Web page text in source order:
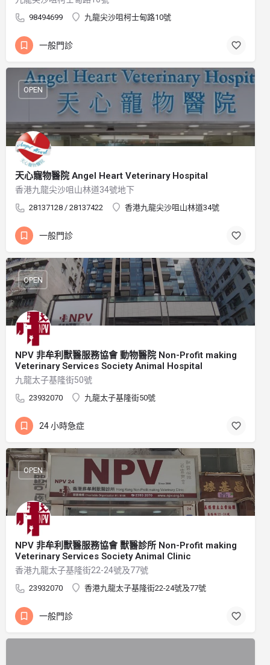
98494699 九龍尖沙咀柯士甸路10號
一般門診
天心寵物醫院 Angel Heart Veterinary Hospital
香港九龍尖沙咀山林道34號地下
28137128 / 28137422 香港九龍尖沙咀山林道34號
OPEN
一般門診
NPV 非牟利獸醫服務協會 動物醫院 Non-Profit making
Veterinary Services Society Animal Hospital
九龍太子基隆街50號
23932070 九龍太子基隆街50號
OPEN
24 小時急症
NPV 非牟利獸醫服務協會 獸醫診所 Non-Profit making
Veterinary Services Society Animal Clinic
香港九龍太子基隆街22-24號及77號
23932070 香港九龍太子基隆街22-24號及77號
OPEN
一般門診